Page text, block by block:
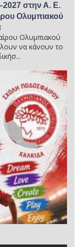
στην Α. Ε.
Ολυμπιακού
Ολυμπιακού
να κάνουν το